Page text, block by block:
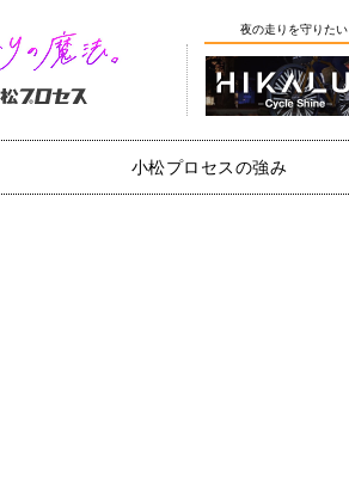
夜の走りを守りたい
小松プロセスの強み